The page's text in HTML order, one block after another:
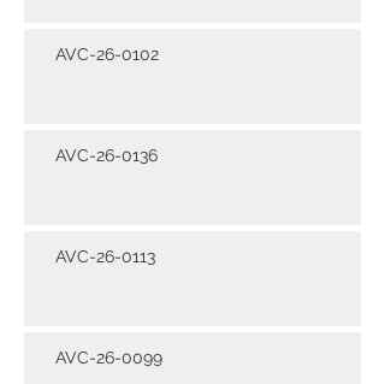
AVC-26-0102
AVC-26-0136
AVC-26-0113
AVC-26-0099